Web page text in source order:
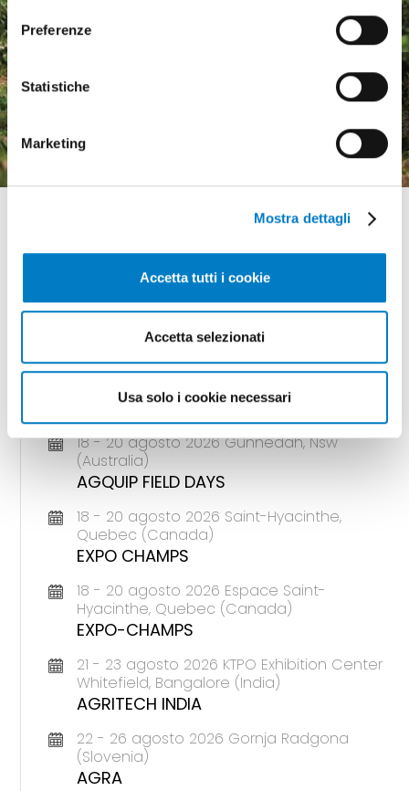
Preferenze
Statistiche
Marketing
Mostra dettagli
Accetta tutti i cookie
Accetta selezionati
Usa solo i cookie necessari
Macchine agricole, mercato
in crescita ma pesa
GLI APPUNTAMENTI
della meccanizzazione
18 - 20 agosto 2026 Gunnedah, Nsw
(Australia)
AGQUIP FIELD DAYS
18 - 20 agosto 2026 Saint-Hyacinthe,
Quebec (Canada)
EXPO CHAMPS
18 - 20 agosto 2026 Espace Saint-
Hyacinthe, Quebec (Canada)
EXPO-CHAMPS
21 - 23 agosto 2026 KTPO Exhibition Center
Whitefield, Bangalore (India)
AGRITECH INDIA
22 - 26 agosto 2026 Gornja Radgona
(Slovenia)
AGRA